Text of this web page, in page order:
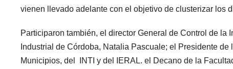
vienen llevado adelante con el objetivo de clusterizar los
Participaron también, el director General de Control de la
Industrial de Córdoba, Natalia Pascuale; el Presidente
Municipios, del INTI y del IERAL. el Decano de la